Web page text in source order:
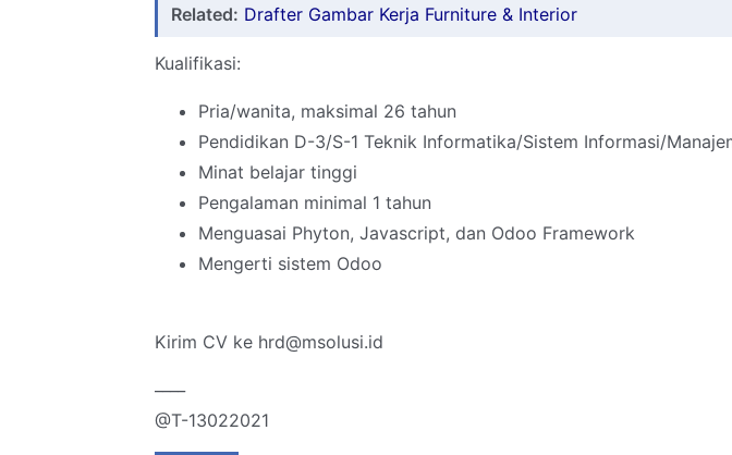
Related: Drafter Gambar Kerja Furniture & Interior
Kualifikasi:
Pria/wanita, maksimal 26 tahun
Pendidikan D-3/S-1 Teknik Informatika/Sistem Informasi/
Minat belajar tinggi
Pengalaman minimal 1 tahun
Menguasai Phyton, Javascript, dan Odoo Framework
Mengerti sistem Odoo
Kirim CV ke hrd@msolusi.id
@T-13022021